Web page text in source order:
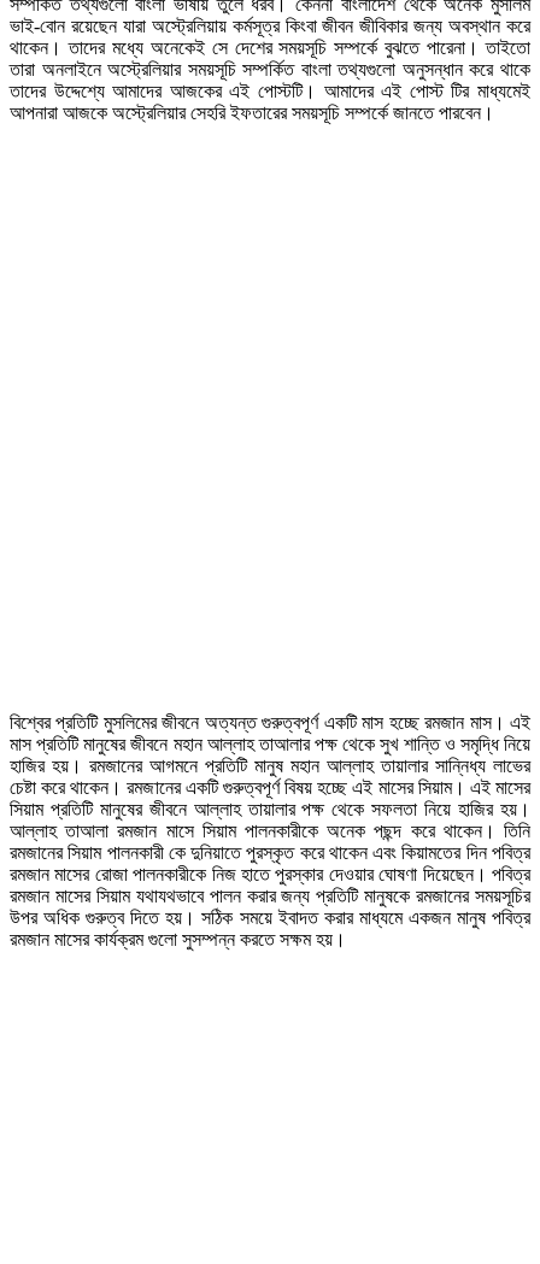
ভাই-বোন রয়েছেন যারা অস্ট্রেলিয়ায় কর্মসূত্র কিংবা জীবন জীবিকার জন্য অবস্থান করে
থাকেন। তাদের মধ্যে অনেকেই সে দেশের সময়সূচি সম্পর্কে বুঝতে পারেনা। তাইতো
তারা অনলাইনে অস্ট্রেলিয়ার সময়সূচি সম্পর্কিত বাংলা তথ্যগুলো অনুসন্ধান করে থাকে
তাদের উদ্দেশ্যে আমাদের আজকের এই পোস্টটি। আমাদের এই পোস্ট টির মাধ্যমেই
আপনারা আজকে অস্ট্রেলিয়ার সেহরি ইফতারের সময়সূচি সম্পর্কে জানতে পারবেন।
বিশ্বের প্রতিটি মুসলিমের জীবনে অত্যন্ত গুরুত্বপূর্ণ একটি মাস হচ্ছে রমজান মাস। এই
মাস প্রতিটি মানুষের জীবনে মহান আল্লাহ তাআলার পক্ষ থেকে সুখ শান্তি ও সমৃদ্ধি নিয়ে
হাজির হয়। রমজানের আগমনে প্রতিটি মানুষ মহান আল্লাহ তায়ালার সান্নিধ্য লাভের
চেষ্টা করে থাকেন। রমজানের একটি গুরুত্বপূর্ণ বিষয় হচ্ছে এই মাসের সিয়াম। এই মাসের
সিয়াম প্রতিটি মানুষের জীবনে আল্লাহ তায়ালার পক্ষ থেকে সফলতা নিয়ে হাজির হয়।
আল্লাহ তাআলা রমজান মাসে সিয়াম পালনকারীকে অনেক পছন্দ করে থাকেন। তিনি
রমজানের সিয়াম পালনকারী কে দুনিয়াতে পুরস্কৃত করে থাকেন এবং কিয়ামতের দিন পবিত্র
রমজান মাসের রোজা পালনকারীকে নিজ হাতে পুরস্কার দেওয়ার ঘোষণা দিয়েছেন। পবিত্র
রমজান মাসের সিয়াম যথাযথভাবে পালন করার জন্য প্রতিটি মানুষকে রমজানের সময়সূচির
উপর অধিক গুরুত্ব দিতে হয়। সঠিক সময়ে ইবাদত করার মাধ্যমে একজন মানুষ পবিত্র
রমজান মাসের কার্যক্রম গুলো সুসম্পন্ন করতে সক্ষম হয়।